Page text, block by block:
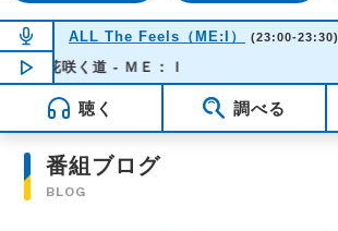
NOW ON AIR
ALL The Feels（ME:I） (23:00-23:30)
NOW PLAYING 23:20
花咲く道 - ＭＥ：Ｉ
聴く 調べる
番組ブログ
BLOG